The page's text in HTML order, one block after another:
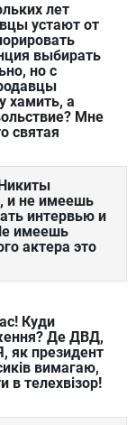
лет
устают от
выбирать
но с
хамить, а
Мне
святая
и не имеешь
интервью и
имеешь
актера это
Куди
Де ДВД,
як президент
вимагаю,
в телехвізор!